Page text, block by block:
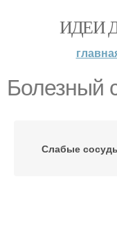
ИДЕИ
Болезный
Слабые